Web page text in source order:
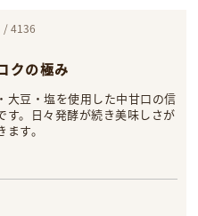
/ 4136
クの極み
大豆・塩を使用した中甘口の信
す。日々発酵が続き美味しさが
す。